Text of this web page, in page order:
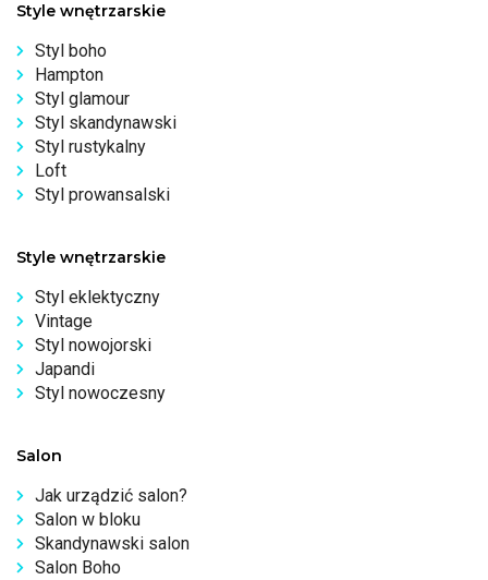
Style wnętrzarskie
Styl boho
Hampton
Styl glamour
Styl skandynawski
Styl rustykalny
Loft
Styl prowansalski
Style wnętrzarskie
Styl eklektyczny
Vintage
Styl nowojorski
Japandi
Styl nowoczesny
Salon
Jak urządzić salon?
Salon w bloku
Skandynawski salon
Salon Boho